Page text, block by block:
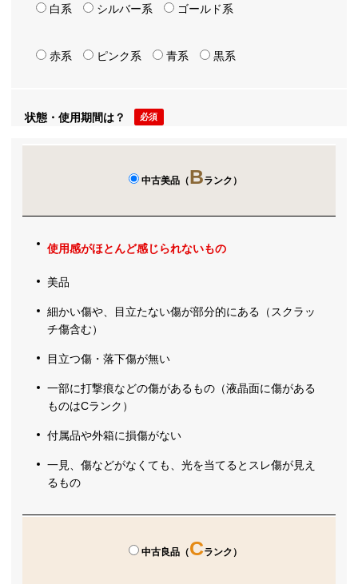
白系 シルバー系 ゴールド系
赤系 ピンク系 青系 黒系
状態・使用期間は？ 必須
中古美品（Bランク）
使用感がほとんど感じられないもの
美品
細かい傷や、目立たない傷が部分的にある（スクラッ
チ傷含む）
目立つ傷・落下傷が無い
一部に打撃痕などの傷があるもの（液晶面に傷がある
ものはCランク）
付属品や外箱に損傷がない
一見、傷などがなくても、光を当てるとスレ傷が見え
るもの
中古良品（Cランク）